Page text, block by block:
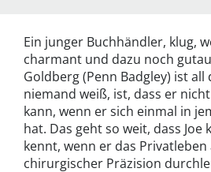
Ein junger Buchhändler, klug,
charmant und dazu noch
Goldberg (Penn Badgley) ist all
niemand weiß, ist, dass er
kann, wenn er sich einmal in
hat. Das geht so weit, dass Joe
kennt, wenn er das
chirurgischer Präzision